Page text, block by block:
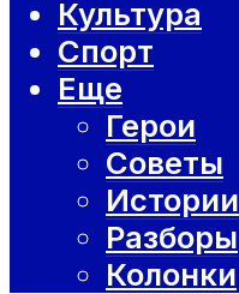
Культура
Спорт
Еще
Герои
Советы
Истории
Разборы
Колонки